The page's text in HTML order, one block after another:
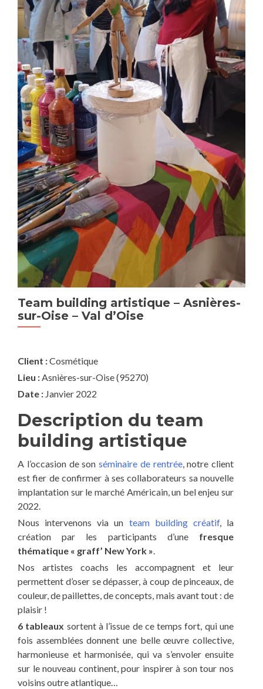
Team building artistique – Asnières-
sur-Oise – Val d’Oise
Client :Cosmétique
Lieu :Asnières-sur-Oise (95270)
Date : Janvier 2022
Description du team
building artistique
A l’occasion de son séminaire de rentrée, notre client
est fier de confirmer à ses collaborateurs sa nouvelle
implantation sur le marché Américain, un bel enjeu sur
2022.
Nous intervenons via un team building créatif, la
création par les participants d’une fresque
thématique « graff’ New York ».
Nos artistes coachs les accompagnent et leur
permettent d’oser se dépasser, à coup de pinceaux, de
couleur, de paillettes, de concepts, mais avant tout : de
plaisir !
6 tableaux sortent à l’issue de ce temps fort, qui une
fois assemblées donnent une belle œuvre collective,
harmonieuse et harmonisée, qui va s’envoler ensuite
sur le nouveau continent, pour inspirer à son tour nos
voisins outre atlantique…